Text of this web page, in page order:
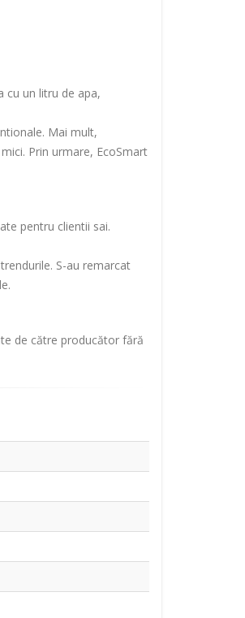
cu un litru de apa,
Mai mult,
Prin urmare, EcoSmart
pentru clientii sai.
S-au remarcat
de către producător fără